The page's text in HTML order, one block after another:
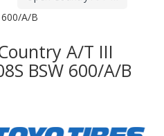
A/B
A/T III
BSW 600/A/B